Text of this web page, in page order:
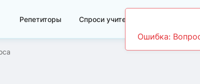
Репетиторы Спроси учителя